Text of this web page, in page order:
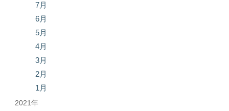
7月
6月
5月
4月
3月
2月
1月
2021年